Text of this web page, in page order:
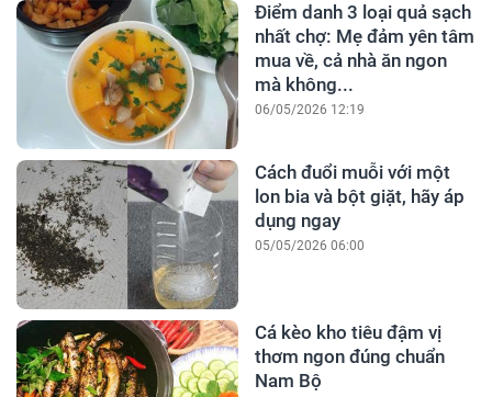
Điểm danh 3 loại quả sạch
nhất chợ: Mẹ đảm yên tâm
mua về, cả nhà ăn ngon
mà không...
06/05/2026 12:19
Cách đuổi muỗi với một
lon bia và bột giặt, hãy áp
dụng ngay
05/05/2026 06:00
Cá kèo kho tiêu đậm vị
thơm ngon đúng chuẩn
Nam Bộ